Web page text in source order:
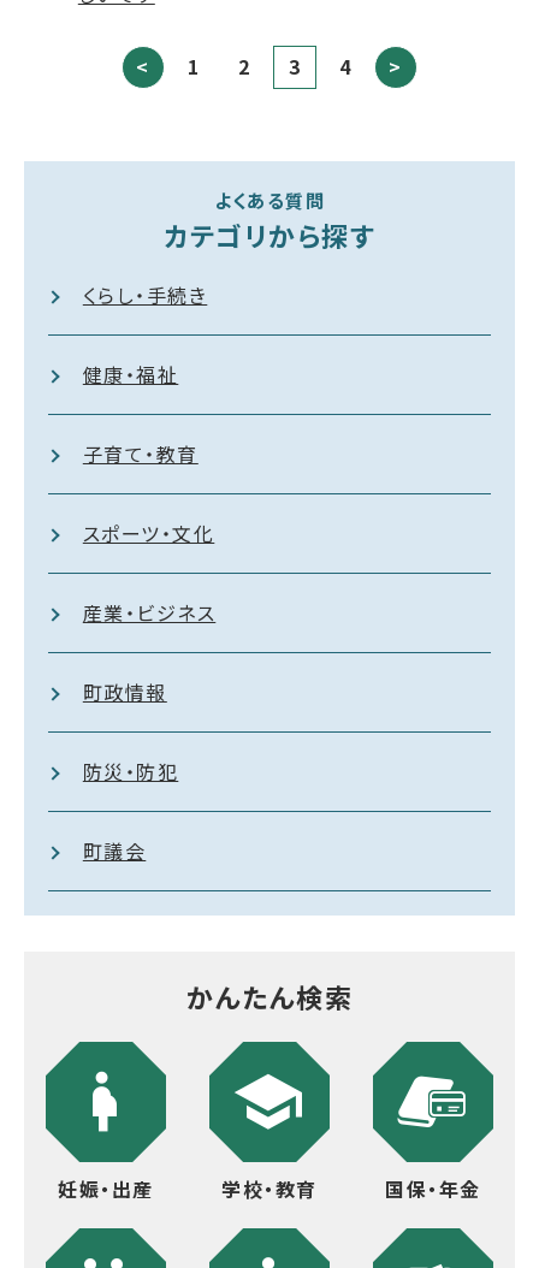
< 1 2 3 4 >
よくある質問
カテゴリから探す
くらし・手続き
健康・福祉
子育て・教育
スポーツ・文化
産業・ビジネス
町政情報
防災・防犯
町議会
かんたん検索
妊娠・出産 学校・教育 国保・年金